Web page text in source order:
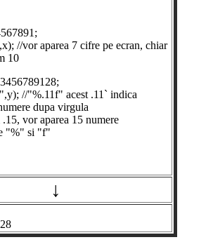
//vor aparea 7 cifre pe ecran, chiar
10
//"%.11f" acest .11` indica
dupa virgula
vor aparea 15 numere
"%" si "f"
↓